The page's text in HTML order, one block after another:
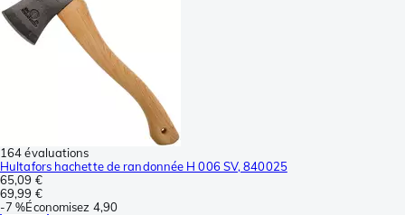
164 évaluations
Hultafors hachette de randonnée H 006 SV, 840025
65,09 €
69,99 €
-7 %Économisez 4,90